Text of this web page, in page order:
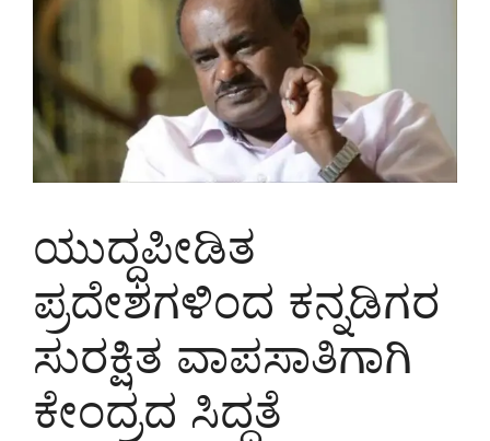
ಯುದ್ಧಪೀಡಿತ
ಪ್ರದೇಶಗಳಿಂದ ಕನ್ನಡಿಗರ
ಸುರಕ್ಷಿತ ವಾಪಸಾತಿಗಾಗಿ
ಕೇಂದ್ರದ ಸಿದ್ಧತೆ